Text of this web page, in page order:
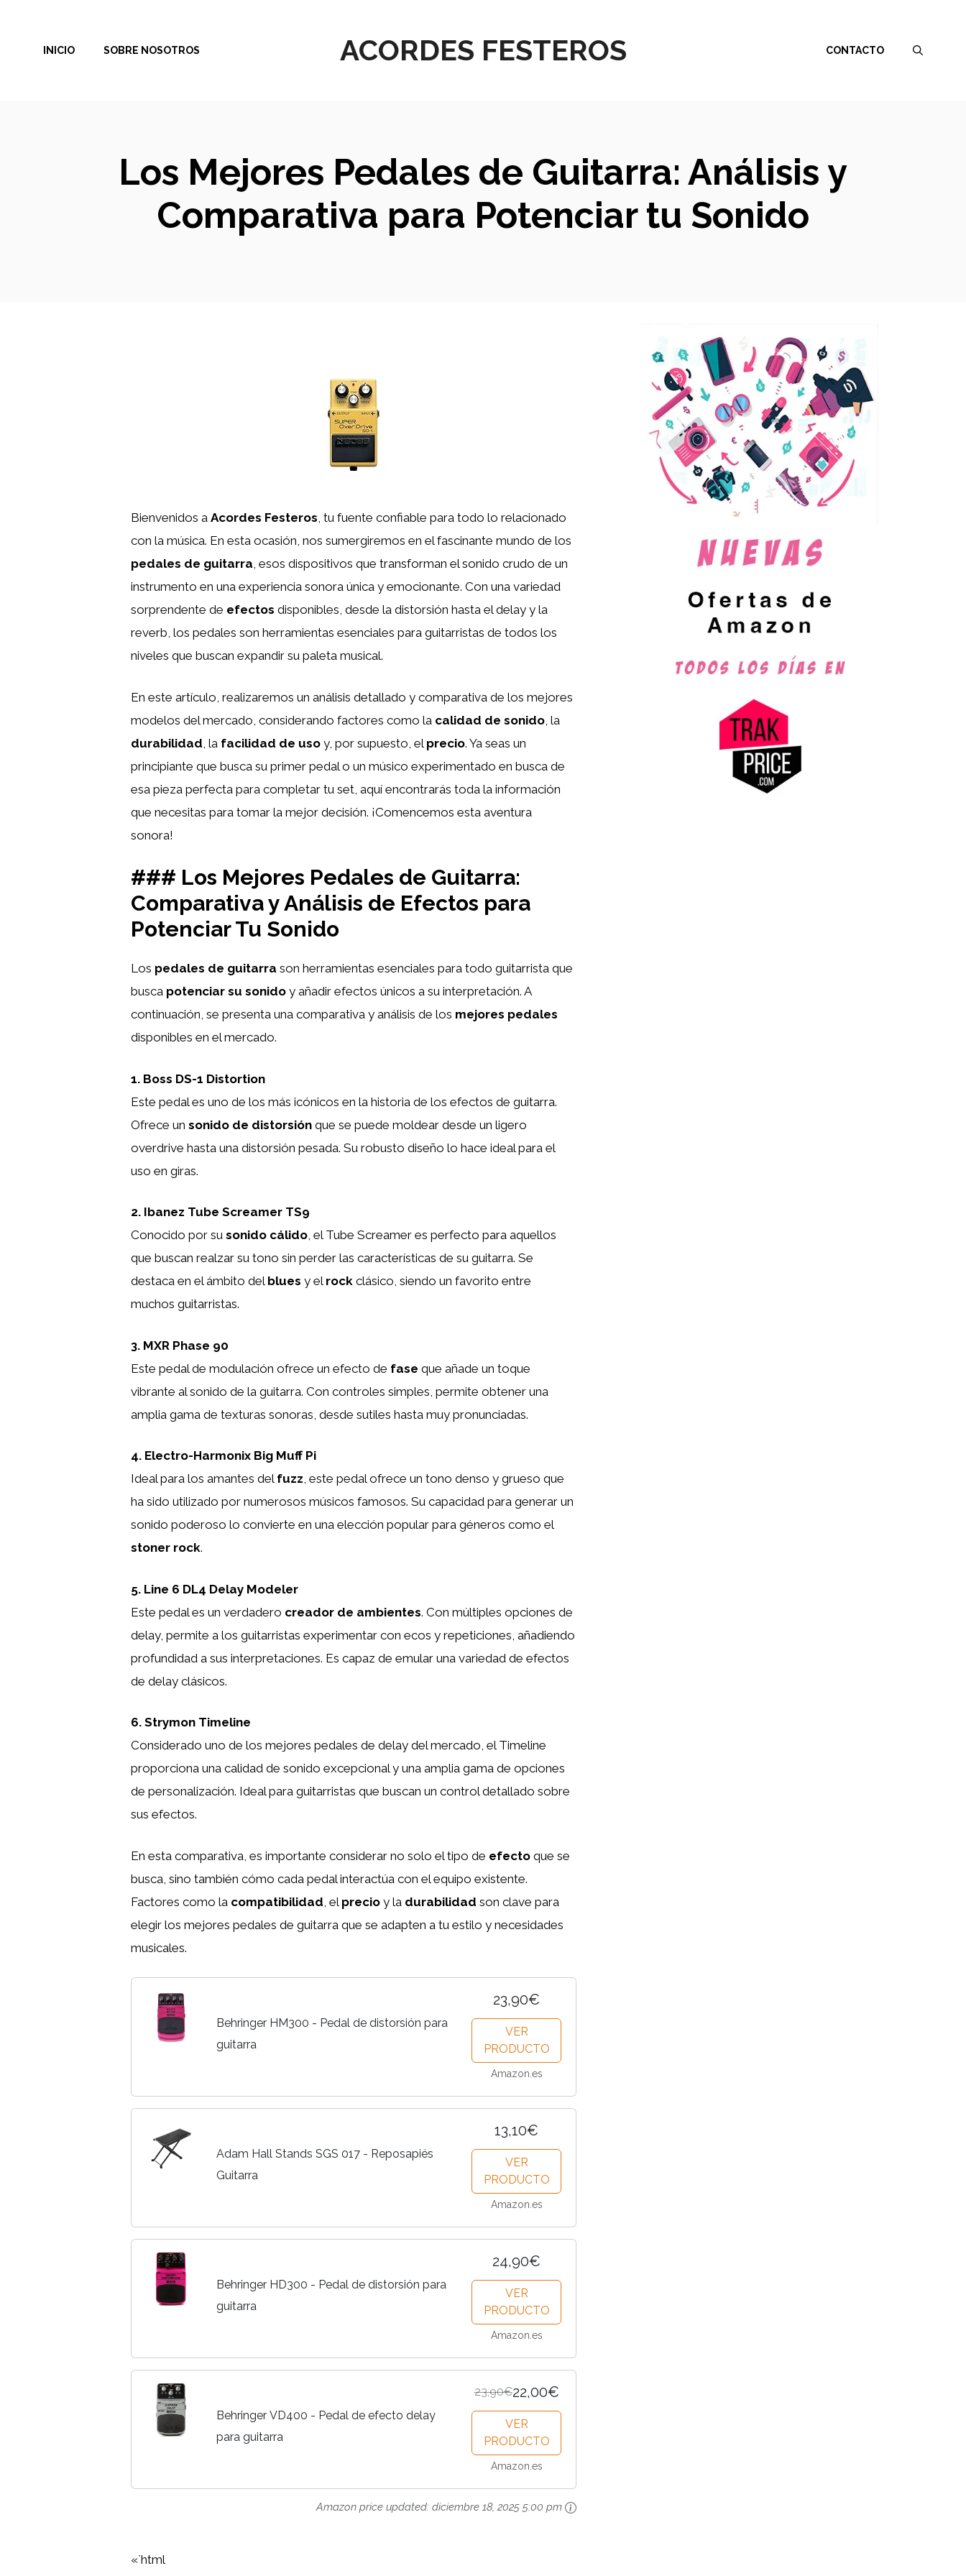
contenido
ACORDES FESTEROS
INICIO SOBRE NOSOTROS CONTACTO
Los Mejores Pedales de Guitarra: Análisis y
Comparativa para Potenciar tu Sonido
Bienvenidos a Acordes Festeros, tu fuente confiable para todo lo relacionado
con la música. En esta ocasión, nos sumergiremos en el fascinante mundo de los
pedales de guitarra, esos dispositivos que transforman el sonido crudo de un
instrumento en una experiencia sonora única y emocionante. Con una variedad
sorprendente de efectos disponibles, desde la distorsión hasta el delay y la
reverb, los pedales son herramientas esenciales para guitarristas de todos los
niveles que buscan expandir su paleta musical.
En este artículo, realizaremos un análisis detallado y comparativa de los mejores
modelos del mercado, considerando factores como la calidad de sonido , la
durabilidad , la facilidad de uso y, por supuesto, el precio. Ya seas un
principiante que busca su primer pedal o un músico experimentado en busca de
esa pieza perfecta para completar tu set, aquí encontrarás toda la información
que necesitas para tomar la mejor decisión. ¡Comencemos esta aventura
sonora!
### Los Mejores Pedales de Guitarra:
Comparativa y Análisis de Efectos para
Potenciar Tu Sonido
Los pedales de guitarra son herramientas esenciales para todo guitarrista que
busca potenciar su sonido y añadir efectos únicos a su interpretación. A
continuación, se presenta una comparativa y análisis de los mejores pedales
disponibles en el mercado.
1. Boss DS-1 Distortion
Este pedal es uno de los más icónicos en la historia de los efectos de guitarra.
Ofrece un sonido de distorsión que se puede moldear desde un ligero
overdrive hasta una distorsión pesada. Su robusto diseño lo hace ideal para el
uso en giras.
2. Ibanez Tube Screamer TS9
Conocido por su sonido cálido, el Tube Screamer es perfecto para aquellos
que buscan realzar su tono sin perder las características de su guitarra. Se
destaca en el ámbito del blues y el rock clásico, siendo un favorito entre
muchos guitarristas.
3. MXR Phase 90
Este pedal de modulación ofrece un efecto de fase que añade un toque
vibrante al sonido de la guitarra. Con controles simples, permite obtener una
amplia gama de texturas sonoras, desde sutiles hasta muy pronunciadas.
4. Electro-Harmonix Big Muff Pi
Ideal para los amantes del fuzz, este pedal ofrece un tono denso y grueso que
ha sido utilizado por numerosos músicos famosos. Su capacidad para generar un
sonido poderoso lo convierte en una elección popular para géneros como el
stoner rock.
5. Line 6 DL4 Delay Modeler
Este pedal es un verdadero creador de ambientes. Con múltiples opciones de
delay, permite a los guitarristas experimentar con ecos y repeticiones, añadiendo
profundidad a sus interpretaciones. Es capaz de emular una variedad de efectos
de delay clásicos.
6. Strymon Timeline
Considerado uno de los mejores pedales de delay del mercado, el Timeline
proporciona una calidad de sonido excepcional y una amplia gama de opciones
de personalización. Ideal para guitarristas que buscan un control detallado sobre
sus efectos.
En esta comparativa, es importante considerar no solo el tipo de efecto que se
busca, sino también cómo cada pedal interactúa con el equipo existente.
Factores como la compatibilidad , el precio y la durabilidad son clave para
elegir los mejores pedales de guitarra que se adapten a tu estilo y necesidades
musicales.
Behringer HM300 - Pedal de distorsión para
guitarra
23,90€
VER
PRODUCTO
Amazon.es
Adam Hall Stands SGS 017 - Reposapiés
Guitarra
13,10€
VER
PRODUCTO
Amazon.es
Behringer HD300 - Pedal de distorsión para
guitarra
24,90€
VER
PRODUCTO
Amazon.es
Behringer VD400 - Pedal de efecto delay
para guitarra
23,90€22,00€
VER
PRODUCTO
Amazon.es
Amazon price updated: diciembre 18, 2025 5:00 pm
«`html